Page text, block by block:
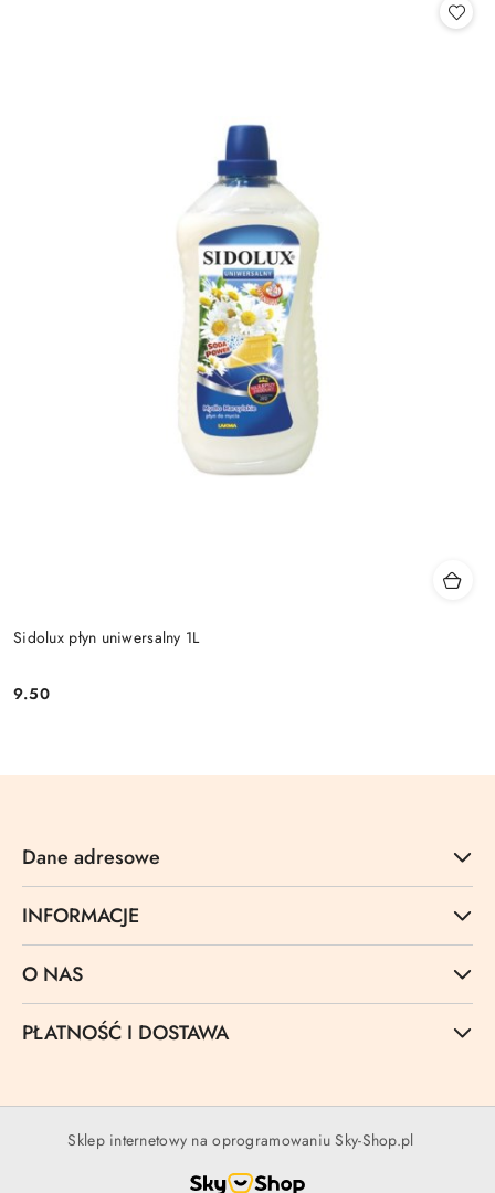
Sidolux płyn uniwersalny 1L
Cena:
9.50
Dane adresowe
INFORMACJE
O NAS
PŁATNOŚĆ I DOSTAWA
Sklep internetowy na oprogramowaniu Sky-Shop.pl